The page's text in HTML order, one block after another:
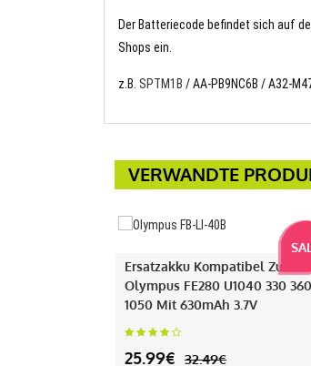
Der Batteriecode befindet sich auf
Shops ein.
z.B. SPTM1B / AA-PB9NC6B / A32-
VERWANDTE
Ersatzakku Kompatibel Zu
Olympus FE280 U1040 330 360
1050 Mit 630mAh 3.7V
25.99€ 32.49€